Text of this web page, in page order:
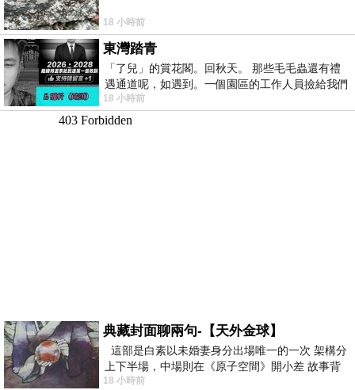
18 小時前
東灣踏青
「了兒」的賞花閣。回秋天。 那些毛毛蟲還有禮
遇通道呢，如遇到。一個園區的工作人員撿給我們
細賞。
18 小時前
典藏封面聊兩句-【天外金球】
這部是白素以未婚妻身分出場唯一的一次 架構分
上下半場，中場則在《原子空間》開小差 故事背
景影射西藏境外流亡 地下組織
18 小時前